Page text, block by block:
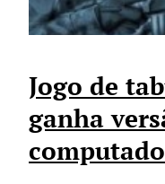
Jogo de
ganha